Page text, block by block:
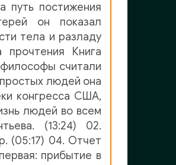
путь постижения
он показал
тела и разладу
Книга
считали
людей она
конгресса США,
людей во всем
(13:24) 02.
(05:17) 04. Отчет
прибытие в